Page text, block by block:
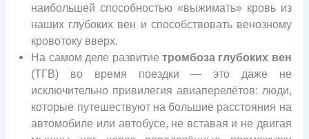
наибольшей способностью «выжимать» кровь из
наших глубоких вен и способствовать венозному
кровотоку вверх.
На самом деле развитие тромбоза глубоких вен
(ТГВ) во время поездки — это даже не
исключительно привилегия авиаперелётов: люди,
которые путешествуют на большие расстояния на
автомобиле или автобусе, не вставая и не двигая